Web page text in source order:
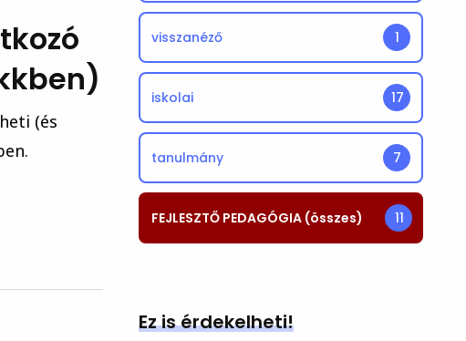
(és
visszanéző 1
iskolai 17
tanulmány 7
FEJLESZTŐ PEDAGÓGIA (összes) 11
Ez is érdekelheti!